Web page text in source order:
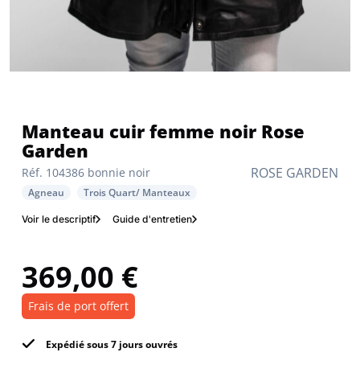
ROSE GARDEN
Réf. 104386 bonnie noir
Manteau cuir femme noir Rose
Garden
Agneau Trois Quart/ Manteaux
Voir le descriptif Guide d'entretien
369,00 €
Frais de port offert
Expédié sous 7 jours ouvrés